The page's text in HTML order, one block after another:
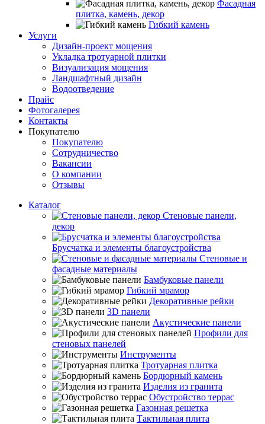
Фасадная
плитка, камень, декор
Гибкий камень
Услуги
Дизайн-проект мощения
Укладка тротуарной плитки
Визуализация мощения
Ландшафтный дизайн
Водоотведение
Прайс
Фотогалерея
Контакты
Покупателю
Покупателю
Сотрудничество
Вакансии
О компании
Отзывы
Каталог
Стеновые панели,
декор
Брусчатка и элементы благоустройства
Стеновые и
фасадные материалы
Бамбуковые панели
Гибкий мрамор
Декоративные рейки
3D панели
Акустические панели
Профили для
стеновых панелей
Инструменты
Тротуарная плитка
Бордюрный камень
Изделия из гранита
Обустройство террас
Газонная решетка
Тактильная плита